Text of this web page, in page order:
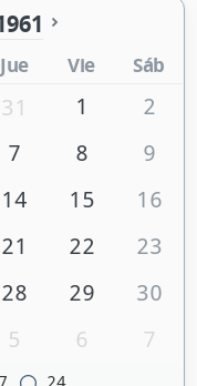
Jue Vie Sáb
31 1
2
7 8
9
14 15
16
21 22
23
28 29
30
5 6 7